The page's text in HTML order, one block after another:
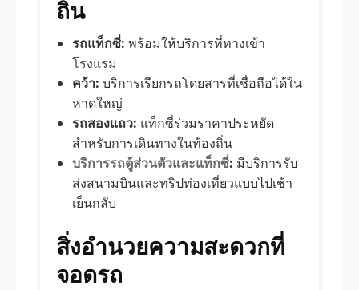
ถิ่น
รถแท็กซี่: พร้อมให้บริการที่ทางเข้า
โรงแรม
คว้า: บริการเรียกรถโดยสารที่เชื่อถือได้ใน
หาดใหญ่
รถสองแถว: แท็กซี่ร่วมราคาประหยัด
สำหรับการเดินทางในท้องถิ่น
บริการรถตู้ส่วนตัวและแท็กซี่: มีบริการรับ
ส่งสนามบินและทริปท่องเที่ยวแบบไปเช้า
เย็นกลับ
สิ่งอำนวยความสะดวกที่
จอดรถ